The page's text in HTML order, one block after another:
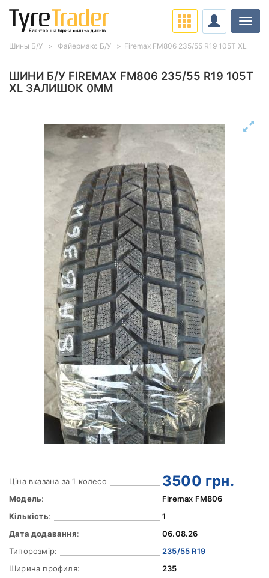
ШИНИ Б/У FIREMAX FM806 235/55 R19 105T
XL ЗАЛИШОК 0ММ
Ціна вказана за 1 колесо 3500 грн.
Модель:
Firemax FM806
Кількість:
1
Дата додавання:
06.08.26
Типорозмір:
235/55 R19
Ширина профиля:
235
Шины Б/У Файермакс Б/У Firemax FM806 235/55 R19 105T XL